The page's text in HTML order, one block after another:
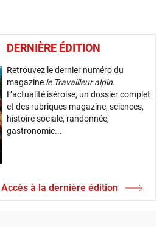
DERNIÈRE ÉDITION
Retrouvez le dernier numéro du
magazine le Travailleur alpin.
L’actualité iséroise, un dossier complet
et des rubriques magazine, sciences,
histoire sociale, randonnée,
gastronomie...
Accès à la dernière édition